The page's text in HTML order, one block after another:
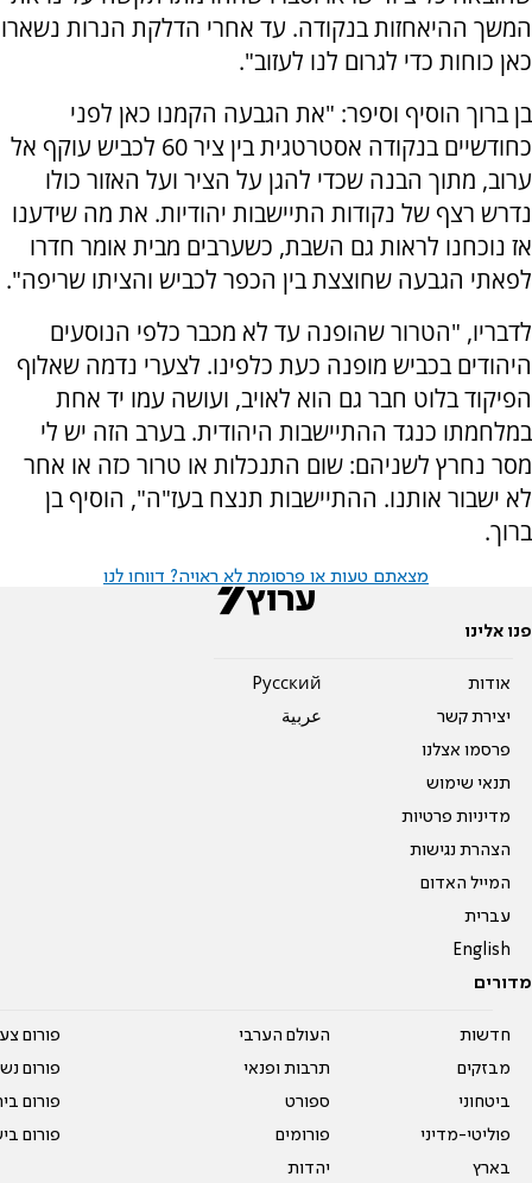
המשך ההיאחזות בנקודה. עד אחרי הדלקת הנרות נשארו
כאן כוחות כדי לגרום לנו לעזוב".
בן ברוך הוסיף וסיפר: "את הגבעה הקמנו כאן לפני
כחודשיים בנקודה אסטרטגית בין ציר 60 לכביש עוקף אל
ערוב, מתוך הבנה שכדי להגן על הציר ועל האזור כולו
נדרש רצף של נקודות התיישבות יהודיות. את מה שידענו
אז נוכחנו לראות גם השבת, כשערבים מבית אומר חדרו
לפאתי הגבעה שחוצצת בין הכפר לכביש והציתו שריפה".
לדבריו, "הטרור שהופנה עד לא מכבר כלפי הנוסעים
היהודים בכביש מופנה כעת כלפינו. לצערי נדמה שאלוף
הפיקוד בלוט חבר גם הוא לאויב, ועושה עמו יד אחת
במלחמתו כנגד ההתיישבות היהודית. בערב הזה יש לי
מסר נחרץ לשניהם: שום התנכלות או טרור כזה או אחר
לא ישבור אותנו. ההתיישבות תנצח בעז"ה", הוסיף בן
ברוך.
מצאתם טעות או פרסומת לא ראויה? דווחו לנו
פנו אלינו
אודות
יצירת קשר
פרסמו אצלנו
תנאי שימוש
מדיניות פרטיות
הצהרת נגישות
המייל האדום
עברית
English
Pусский
عربية
מדורים
חדשות
מבזקים
ביטחוני
פוליטי-מדיני
בארץ
העולם הערבי
תרבות ופנאי
ספורט
פורומים
יהדות
פורום
פורום
פורום
פורום